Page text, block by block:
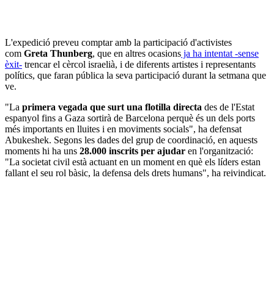
L'expedició preveu comptar amb la participació d'activistes
com Greta Thunberg, que en altres ocasions ja ha intentat -sense
èxit- trencar el cèrcol israelià, i de diferents artistes i representants
polítics, que faran pública la seva participació durant la setmana que
ve.
"La primera vegada que surt una flotilla directa des de l'Estat
espanyol fins a Gaza sortirà de Barcelona perquè és un dels ports
més importants en lluites i en moviments socials", ha defensat
Abukeshek. Segons les dades del grup de coordinació, en aquests
moments hi ha uns 28.000 inscrits per ajudar en l'organització:
"La societat civil està actuant en un moment en què els líders estan
fallant el seu rol bàsic, la defensa dels drets humans", ha reivindicat.